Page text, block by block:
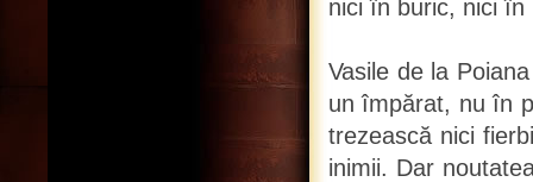
nici în buric, nici în
Vasile de la
un împărat, nu în
trezească nici
inimii. Dar